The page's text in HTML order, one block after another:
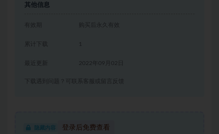
其他信息
有效期 购买后永久有效
累计下载 1
2022年09月02日
下载遇到问题？可联系客服或留言反馈
隐藏内容 登录后免费查看